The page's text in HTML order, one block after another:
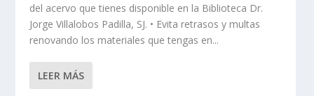
del acervo que tienes disponible en la Biblioteca Dr.
Jorge Villalobos Padilla, SJ. • Evita retrasos y multas
renovando los materiales que tengas en...
LEER MÁS